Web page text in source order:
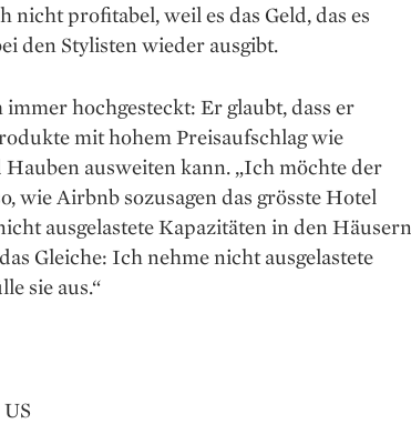
profitabel, weil es das Geld, das es
den Stylisten wieder ausgibt.
hochgesteckt: Er glaubt, dass er
mit hohem Preisaufschlag wie
ausweiten kann. „Ich möchte der
wie Airbnb sozusagen das grösste Hotel
ausgelastete Kapazitäten in den Häusern
Gleiche: Ich nehme nicht ausgelastete
sie aus.“